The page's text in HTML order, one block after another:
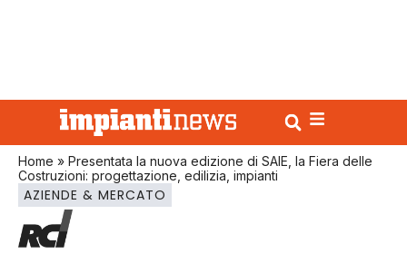
Home » Presentata la nuova edizione di SAIE, la Fiera delle
Costruzioni: progettazione, edilizia, impianti
AZIENDE & MERCATO